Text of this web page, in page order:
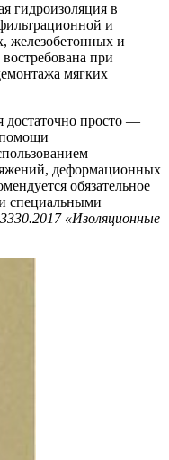
гидроизоляция в
и
железобетонных и
при
мягких
достаточно просто —
деформационных
обязательное
специальными
«Изоляционные